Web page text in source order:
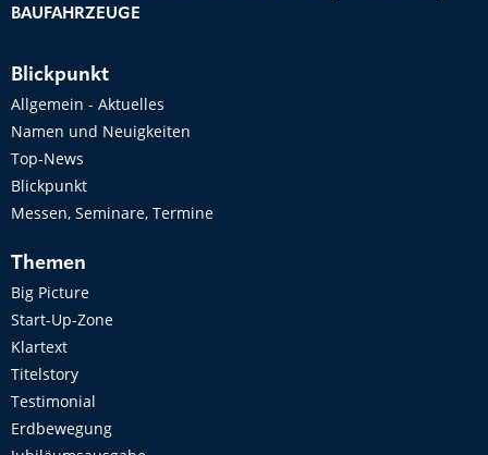
BAUFAHRZEUGE
Blickpunkt
Allgemein - Aktuelles
Namen und Neuigkeiten
Top-News
Blickpunkt
Messen, Seminare, Termine
Themen
Big Picture
Start-Up-Zone
Klartext
Titelstory
Testimonial
Erdbewegung